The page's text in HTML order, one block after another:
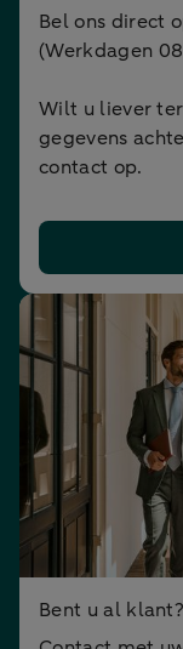
Bel ons direct
(Werkdagen
Wilt u liever
gegevens
contact op.
Bent u al klant?